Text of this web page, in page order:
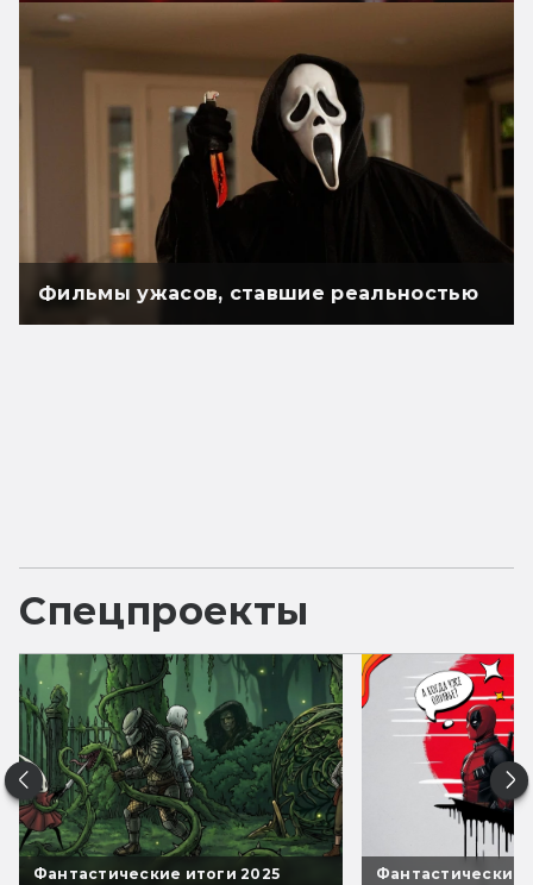
Фильмы ужасов, ставшие реальностью
Спецпроекты
Фантастические итоги 2025 Фантастические